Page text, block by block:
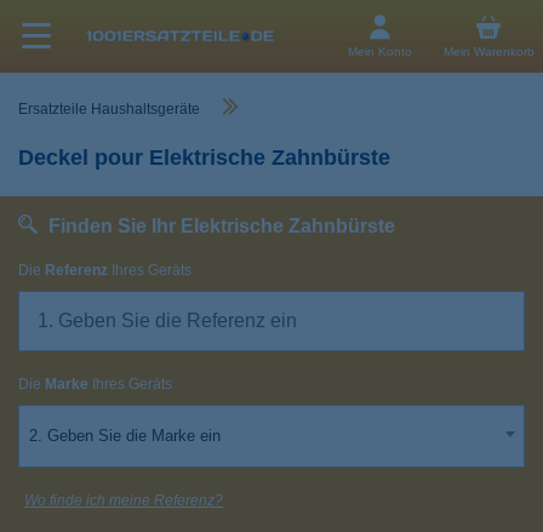
Mein Konto Mein Warenkorb
Ersatzteile Haushaltsgeräte
Deckel pour Elektrische Zahnbürste
Finden Sie Ihr Elektrische Zahnbürste
Die Referenz Ihres Geräts
Die Marke Ihres Geräts
2. Geben Sie die Marke ein
Wo finde ich meine Referenz?